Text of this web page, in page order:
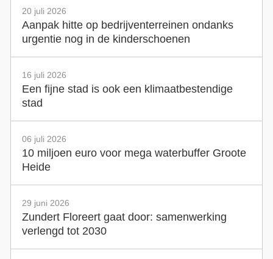
20 juli 2026
Aanpak hitte op bedrijventerreinen ondanks
urgentie nog in de kinderschoenen
16 juli 2026
Een fijne stad is ook een klimaatbestendige
stad
06 juli 2026
10 miljoen euro voor mega waterbuffer Groote
Heide
29 juni 2026
Zundert Floreert gaat door: samenwerking
verlengd tot 2030